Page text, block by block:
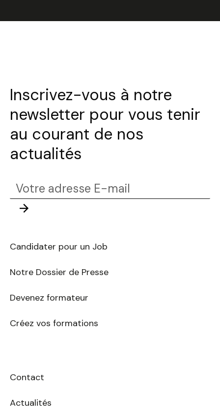
Inscrivez-vous à notre
newsletter pour vous tenir
au courant de nos
actualités
Votre
adresse
E-
Envoyer
Candidater pour un Job
Notre Dossier de Presse
Devenez formateur
Créez vos formations
Contact
Actualités